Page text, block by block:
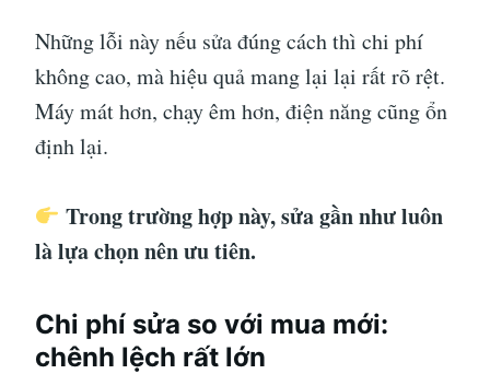
Những lỗi này nếu sửa đúng cách thì chi phí
không cao, mà hiệu quả mang lại lại rất rõ rệt.
Máy mát hơn, chạy êm hơn, điện năng cũng ổn
định lại.
Trong trường hợp này, sửa gần như luôn
là lựa chọn nên ưu tiên.
Chi phí sửa so với mua mới:
chênh lệch rất lớn